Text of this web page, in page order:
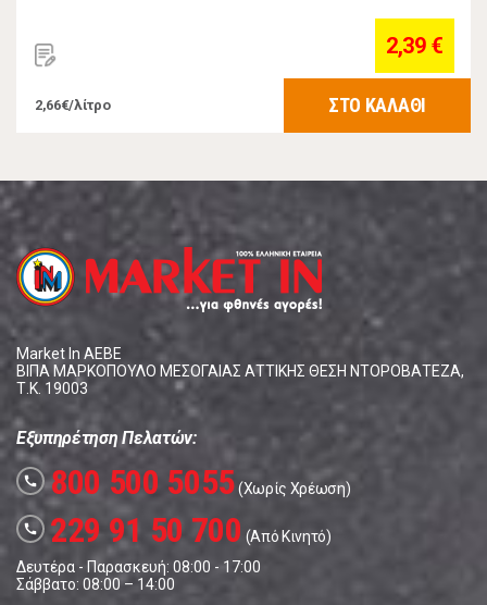
2,39 €
2,66€/λίτρο ΣΤΟ ΚΑΛΑΘΙ
Market In ΑΕΒΕ
ΒΙΠΑ ΜΑΡΚΟΠΟΥΛΟ ΜΕΣΟΓΑΙΑΣ ΑΤΤΙΚΗΣ ΘΕΣΗ ΝΤΟΡΟΒΑΤΕΖΑ,
Τ.Κ. 19003
Εξυπηρέτηση Πελατών:
call 800 500 5055(Χωρίς Χρέωση)
call 229 91 50 700 (Από Κινητό)
Δευτέρα - Παρασκευή: 08:00 - 17:00
Σάββατο: 08:00 – 14:00